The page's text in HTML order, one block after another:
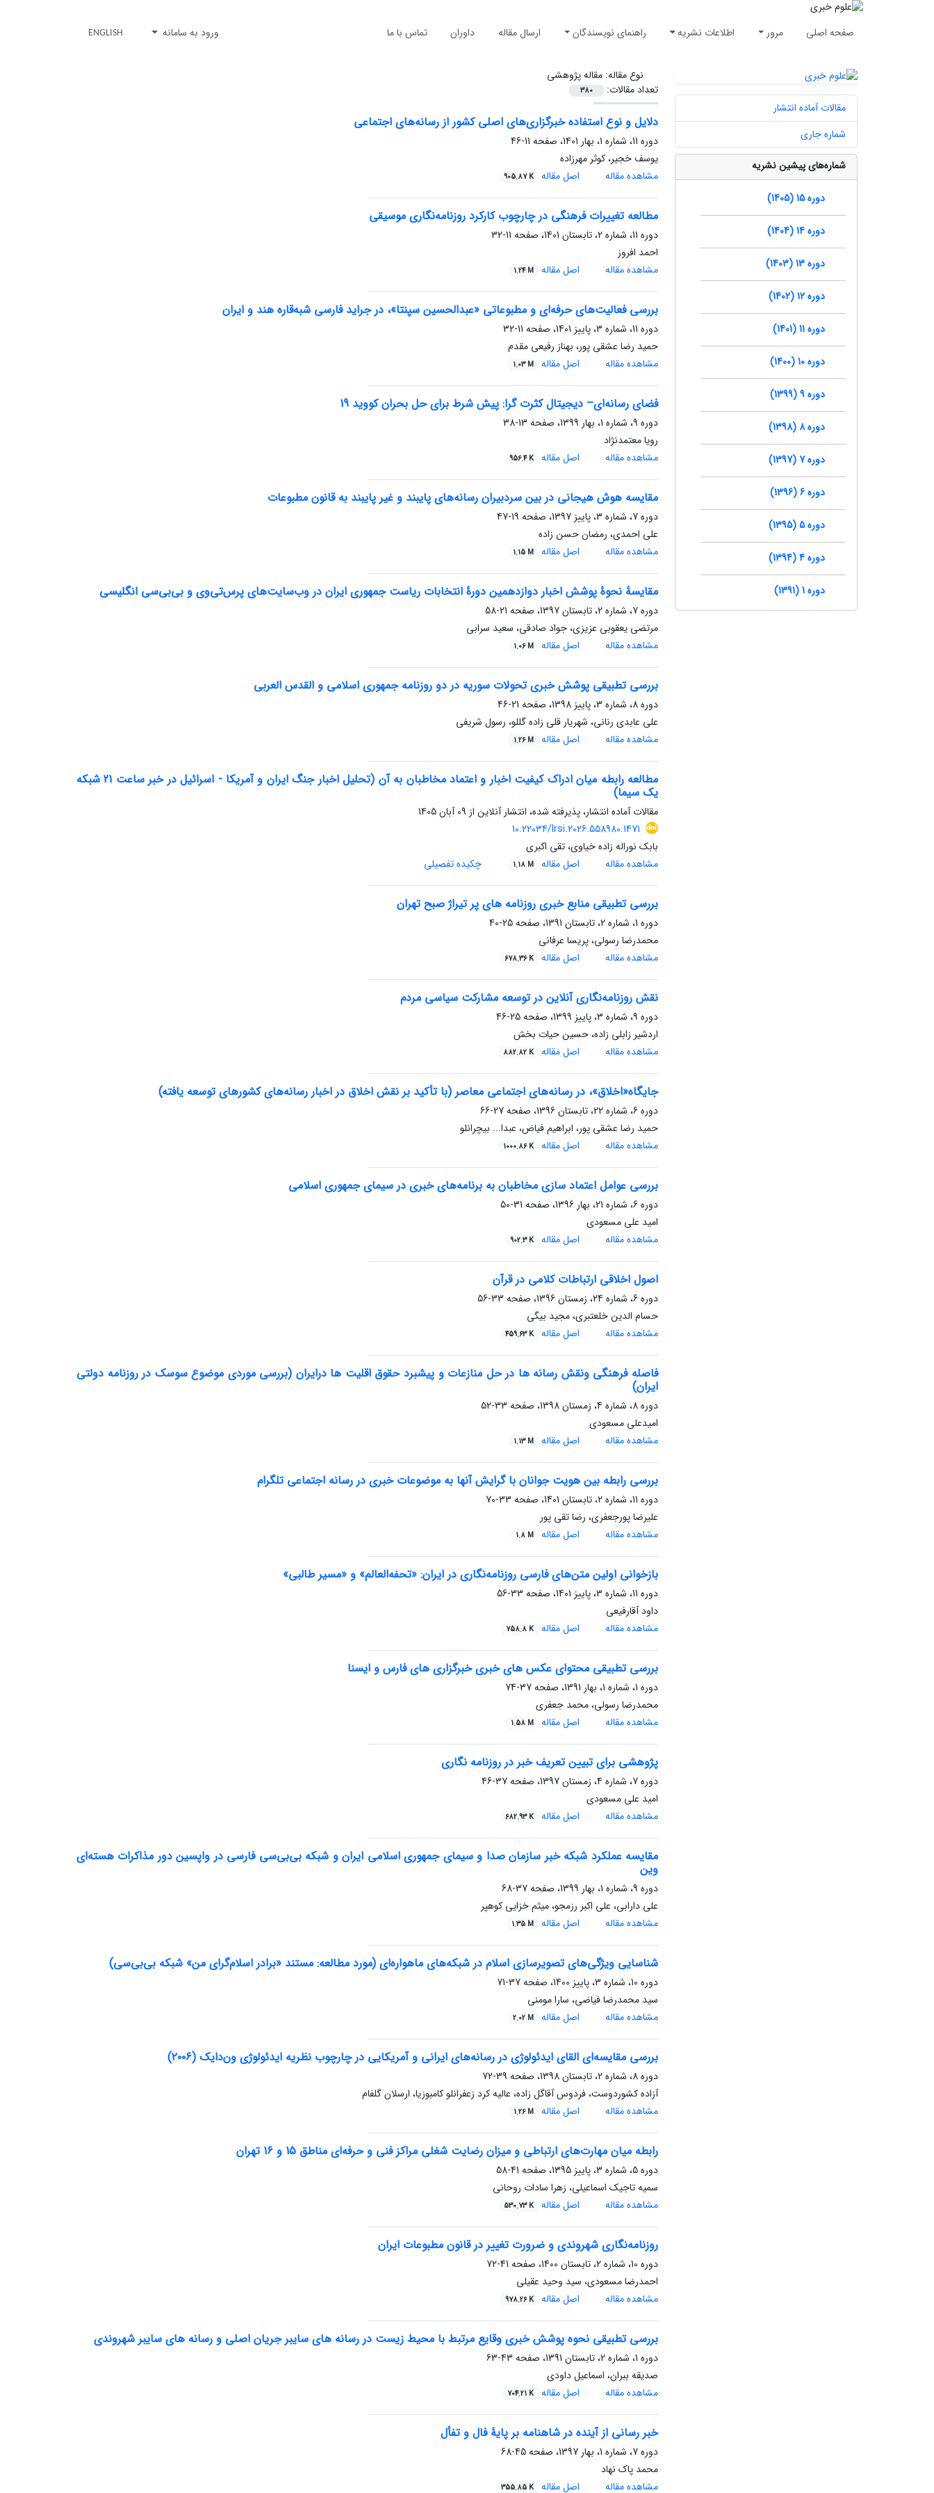
صفحه اصلی مرور اطلاعات نشریه راهنمای نویسندگان ارسال مقاله داوران تماس با ما ورود به سامانه ENGLISH
نوع مقاله:مقاله پژوهشی
تعداد مقالات:
380
دلایل و نوع استفاده خبرگزاری‌های اصلی کشور از رسانه‌های اجتماعی
دوره 11، شماره 1، بهار 1401، صفحه
11-46
یوسف خجیر، کوثر مهرزاده
مشاهده مقاله
اصل مقاله 905.87 K
مطالعه تغییرات فرهنگی در چارچوب کارکرد روزنامه‌نگاری‌ موسیقی
دوره 11، شماره 2، تابستان 1401، صفحه
11-32
احمد افروز
مشاهده مقاله
اصل مقاله 1.24 M
بررسی فعالیت‌های حرفه‌ای و مطبوعاتی «عبدالحسین سپنتا»، در جراید فارسی شبه‌قاره هند و ایران
دوره 11، شماره 3، پاییز 1401، صفحه
11-32
حمید رضا عشقی پور، بهناز رفیعی مقدم
مشاهده مقاله
اصل مقاله 1.03 M
فضای رسانه‌ای– دیجیتال کثرت گرا: پیش شرط برای حل بحران کووید 19
دوره 9، شماره 1، بهار 1399، صفحه
13-38
رویا معتمدنژاد
مشاهده مقاله
اصل مقاله 956.4 K
مقایسه هوش هیجانی در بین سردبیران رسانه‌های پایبند و غیر پایبند به قانون مطبوعات
دوره 7، شماره 3، پاییز 1397، صفحه
19-47
علی احمدی، رمضان حسن زاده
مشاهده مقاله
اصل مقاله 1.15 M
مقایسۀ نحوۀ پوشش اخبار دوازدهمین دورۀ انتخابات ریاست جمهوری ایران در وب‌سایت‌های پرس‌تی‌وی و بی‌بی‌سی انگلیسی
دوره 7، شماره 2، تابستان 1397، صفحه
21-58
مرتضی یعقوبی عزیزی، جواد صادقی، سعید سرابی
مشاهده مقاله
اصل مقاله 1.06 M
بررسی تطبیقی پوشش خبری تحولات سوریه در دو روزنامه جمهوری اسلامی و القدس العربی
دوره 8، شماره 3، پاییز 1398، صفحه
21-46
علی عابدی رنانی، شهریار قلی زاده گللو، رسول شریفی
مشاهده مقاله
اصل مقاله 1.26 M
مطالعه رابطه میان ادراک کیفیت اخبار و اعتماد مخاطبان به آن (تحلیل اخبار جنگ ایران و آمریکا - اسرائیل در خبر ساعت 21 شبکه
یک سیما)
مقالات آماده انتشار، پذیرفته شده، انتشار آنلاین از 09 آبان 1405
10.22034/lrsi.2026.558980.1471
بابک نوراله زاده خیاوی، تقی اکبری
مشاهده مقاله
اصل مقاله 1.18 M چکیده تفصیلی
بررسی تطبیقی منابع خبری روزنامه های پر تیراژ صبح تهران
دوره 1، شماره 2، تابستان 1391، صفحه
25-40
محمدرضا رسولی، پریسا عرفانی
مشاهده مقاله
اصل مقاله 678.36 K
نقش روزنامه‌نگاری آنلاین در توسعه مشارکت سیاسی مردم
دوره 9، شماره 3، پاییز 1399، صفحه
25-46
اردشیر زابلی زاده، حسین حیات بخش
مشاهده مقاله
اصل مقاله 882.82 K
جایگاه«اخلاق»، در رسانه‌های اجتماعی معاصر (با تأکید بر نقش اخلاق در اخبار رسانه‌های کشورهای توسعه یافته)
دوره 6، شماره 22، تابستان 1396، صفحه
27-66
حمید رضا عشقی پور، ابراهیم فیاض، عبدا... بیچرانلو
مشاهده مقاله
اصل مقاله 1000.86 K
بررسی عوامل اعتماد سازی مخاطبان به برنامه‌های خبری در سیمای جمهوری اسلامی
دوره 6، شماره 21، بهار 1396، صفحه
31-50
امید علی مسعودی
مشاهده مقاله
اصل مقاله 902.3 K
اصول اخلاقی ارتباطات کلامی در قرآن
دوره 6، شماره 24، زمستان 1396، صفحه
33-56
حسام الدین خلعتبری، مجید بیگی
مشاهده مقاله
اصل مقاله 459.63 K
فاصله فرهنگی ونقش رسانه ها در حل منازعات و پیشبرد حقوق اقلیت ها درایران (بررسی موردی موضوع سوسک در روزنامه دولتی
ایران)
دوره 8، شماره 4، زمستان 1398، صفحه
33-52
امیدعلی مسعودی
مشاهده مقاله
اصل مقاله 1.13 M
بررسی رابطه بین هویت جوانان با گرایش آنها به موضوعات خبری در رسانه اجتماعی تلگرام
دوره 11، شماره 2، تابستان 1401، صفحه
33-70
علیرضا پورجعفری، رضا تقی پور
مشاهده مقاله
اصل مقاله 1.8 M
بازخوانی اولین متن‌های فارسی روزنامه‌نگاری در ایران: «تحفه‌العالم» و «مسیر طالبی»
دوره 11، شماره 3، پاییز 1401، صفحه
33-56
داود آقارفیعی
مشاهده مقاله
اصل مقاله 758.8 K
بررسی تطبیقی محتوای عکس های خبری خبرگزاری های فارس و ایسنا
دوره 1، شماره 1، بهار 1391، صفحه
37-74
محمدرضا رسولی، محمد جعفری
مشاهده مقاله
اصل مقاله 1.58 M
پژوهشی برای تبیین تعریف خبر در روزنامه نگاری
دوره 7، شماره 4، زمستان 1397، صفحه
37-46
امید علی مسعودی
مشاهده مقاله
اصل مقاله 682.93 K
مقایسه عملکرد شبکه خبر سازمان صدا و سیمای جمهوری اسلامی ایران و شبکه بی‌بی‌سی فارسی در واپسین دور مذاکرات هسته‌ای
وین
دوره 9، شماره 1، بهار 1399، صفحه
37-68
علی دارابی، علی اکبر رزمجو، میثم خزایی کوهپر
مشاهده مقاله
اصل مقاله 1.35 M
شناسایی ویژگی‌های تصویرسازی اسلام در شبکه‌های ماهواره‌ای (مورد مطالعه: مستند «برادر اسلام‌گرای من» شبکه بی‌بی‌سی)
دوره 10، شماره 3، پاییز 1400، صفحه
37-71
سید محمدرضا فیاضی، سارا مومنی
مشاهده مقاله
اصل مقاله 2.02 M
بررسی مقایسه‌ای القای ایدئولوژی در رسانه‌های ایرانی و آمریکایی در چارچوب نظریه ایدئولوژی ون‌دایک (۲۰۰۶)
دوره 8، شماره 2، تابستان 1398، صفحه
39-72
آزاده کشوردوست، فردوس آقاگل زاده، عالیه کرد زعفرانلو کامبوزیا، ارسلان گلفام
مشاهده مقاله
اصل مقاله 1.26 M
رابطه میان مهارت‌های ارتباطی و میزان رضایت شغلی مراکز فنی و حرفه‌ای مناطق 15 و 16 تهران
دوره 5، شماره 3، پاییز 1395، صفحه
41-58
سمیه تاجیک اسماعیلی، زهرا سادات روحانی
مشاهده مقاله
اصل مقاله 530.73 K
روزنامه‌نگاری شهروندی و ضرورت تغییر در قانون مطبوعات ایران
دوره 10، شماره 2، تابستان 1400، صفحه
41-72
احمدرضا مسعودی، سید وحید عقیلی
مشاهده مقاله
اصل مقاله 978.26 K
بررسی تطبیقی نحوه پوشش خبری وقایع مرتبط با محیط زیست در رسانه های سایبر جریان اصلی و رسانه های سایبر شهروندی
دوره 1، شماره 2، تابستان 1391، صفحه
43-63
صدیقه ببران، اسماعیل داودی
مشاهده مقاله
اصل مقاله 704.21 K
خبر رسانی از آینده در شاهنامه بر پایۀ فال و تفأل
دوره 7، شماره 1، بهار 1397، صفحه
45-68
محمد پاک نهاد
مشاهده مقاله
اصل مقاله 355.85 K
مقالات آماده انتشار
شماره جاری
شماره‌های پیشین نشریه
دوره 15 (1405)
دوره 14 (1404)
دوره 13 (1403)
دوره 12 (1402)
دوره 11 (1401)
دوره 10 (1400)
دوره 9 (1399)
دوره 8 (1398)
دوره 7 (1397)
دوره 6 (1396)
دوره 5 (1395)
دوره 4 (1394)
دوره 1 (1391)